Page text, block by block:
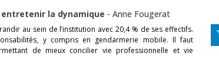
la dynamique - Anne Fougerat
au sein de l’institution avec 20,4 % de ses effectifs.
y compris en gendarmerie mobile. Il faut
de mieux concilier vie professionnelle et vie